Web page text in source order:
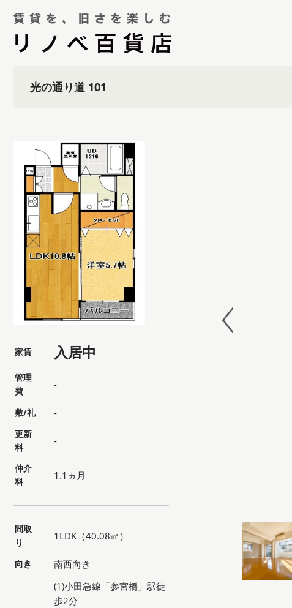
光の通り道 101
家賃 入居中
管理
費
-
敷/礼 -
更新
料
-
仲介
料
1.1ヵ月
間取
り
1LDK（40.08㎡）
向き 南西向き
(1)小田急線「参宮橋」駅徒
歩2分